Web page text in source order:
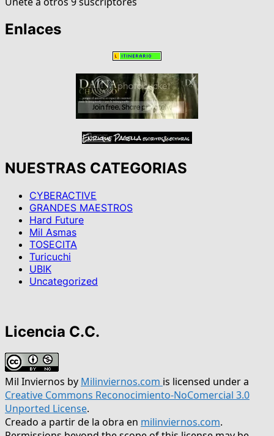
Enlaces
NUESTRAS CATEGORIAS
CYBERACTIVE
GRANDES MAESTROS
Hard Future
Mil Asmas
TOSECITA
Turicuchi
UBIK
Uncategorized
Licencia C.C.
Mil Inviernos by Milinviernos.com is licensed under a
Creative Commons Reconocimiento-NoComercial 3.0
Unported License.
Creado a partir de la obra en milinviernos.com.